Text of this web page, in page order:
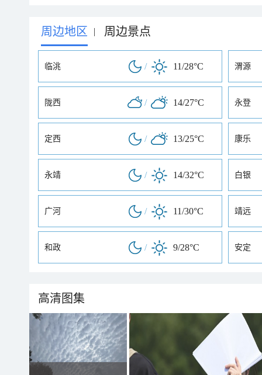
周边地区 | 周边景点
临洮 / 11/28°C 渭源
陇西 / 14/27°C 永登
定西 / 13/25°C 康乐
永靖 / 14/32°C 白银
广河 / 11/30°C 靖远
和政 / 9/28°C 安定
高清图集